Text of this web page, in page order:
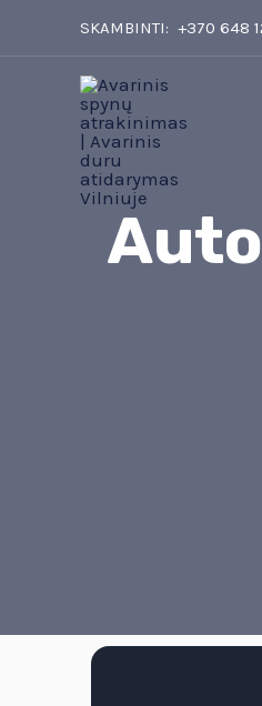
SKAMBINTI: +370 648